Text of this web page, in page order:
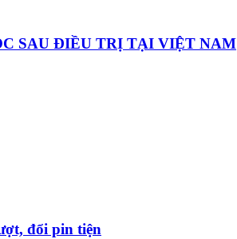
SAU ĐIỀU TRỊ TẠI VIỆT NAM
đổi pin tiện